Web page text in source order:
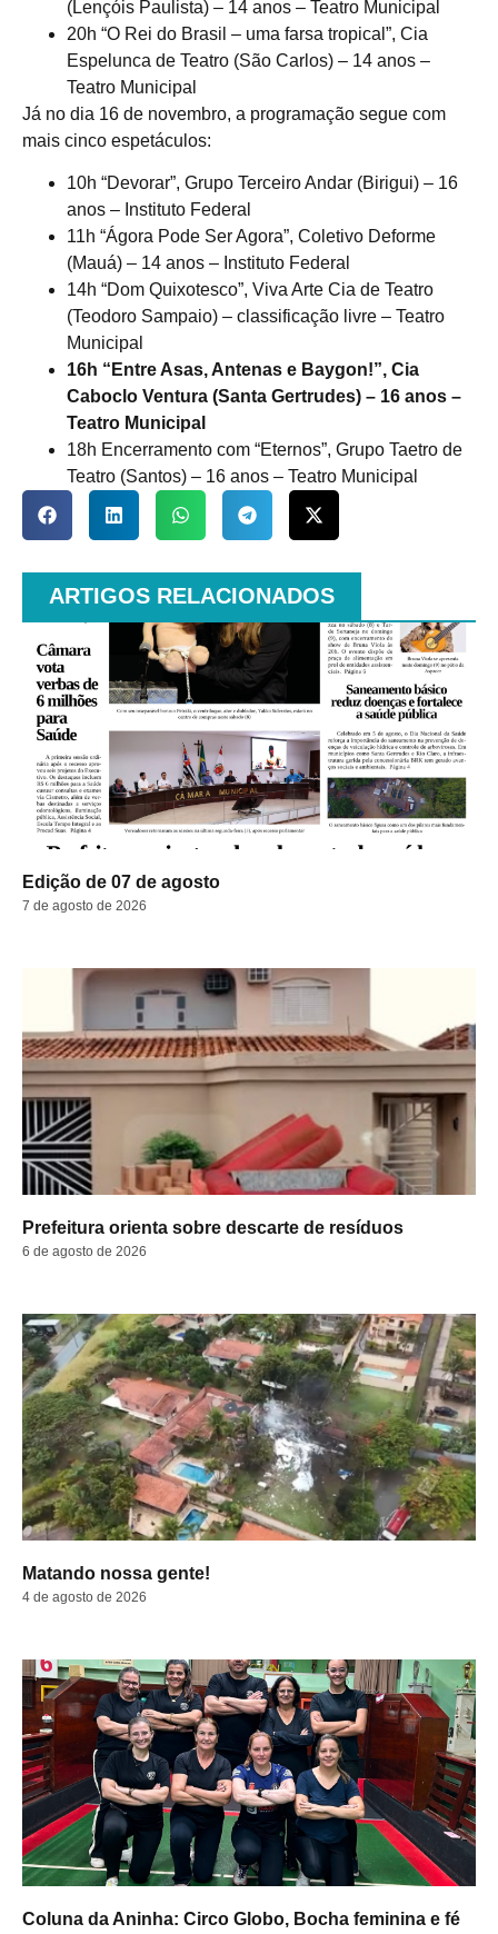
(Lençóis Paulista) – 14 anos – Teatro Municipal
20h “O Rei do Brasil – uma farsa tropical”, Cia
Espelunca de Teatro (São Carlos) – 14 anos –
Teatro Municipal
Já no dia 16 de novembro, a programação segue com
mais cinco espetáculos:
10h “Devorar”, Grupo Terceiro Andar (Birigui) – 16
anos – Instituto Federal
11h “Ágora Pode Ser Agora”, Coletivo Deforme
(Mauá) – 14 anos – Instituto Federal
14h “Dom Quixotesco”, Viva Arte Cia de Teatro
(Teodoro Sampaio) – classificação livre – Teatro
Municipal
16h “Entre Asas, Antenas e Baygon!”, Cia
Caboclo Ventura (Santa Gertrudes) – 16 anos –
Teatro Municipal
18h Encerramento com “Eternos”, Grupo Taetro de
Teatro (Santos) – 16 anos – Teatro Municipal
ARTIGOS RELACIONADOS
Edição de 07 de agosto
7 de agosto de 2026
Prefeitura orienta sobre descarte de resíduos
6 de agosto de 2026
Matando nossa gente!
4 de agosto de 2026
Coluna da Aninha: Circo Globo, Bocha feminina e fé